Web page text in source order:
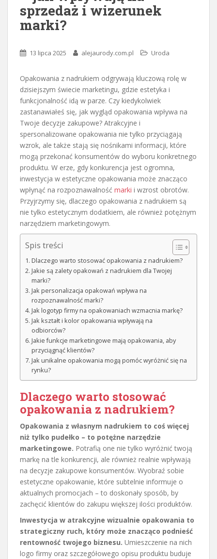
sprzedaż i wizerunek
marki?
13 lipca 2025 alejaurody.com.pl Uroda
Opakowania z nadrukiem odgrywają kluczową rolę w
dzisiejszym świecie marketingu, gdzie estetyka i
funkcjonalność idą w parze. Czy kiedykolwiek
zastanawiałeś się, jak wygląd opakowania wpływa na
Twoje decyzje zakupowe? Atrakcyjne i
spersonalizowane opakowania nie tylko przyciągają
wzrok, ale także stają się nośnikami informacji, które
mogą przekonać konsumentów do wyboru konkretnego
produktu. W erze, gdy konkurencja jest ogromna,
inwestycja w estetyczne opakowania może znacząco
wpłynąć na rozpoznawalność marki i wzrost obrotów.
Przyjrzymy się, dlaczego opakowania z nadrukiem są
nie tylko estetycznym dodatkiem, ale również potężnym
narzędziem marketingowym.
Spis treści
Dlaczego warto stosować opakowania z nadrukiem?
Jakie są zalety opakowań z nadrukiem dla Twojej
marki?
Jak personalizacja opakowań wpływa na
rozpoznawalność marki?
Jak logotyp firmy na opakowaniach wzmacnia markę?
Jak kształt i kolor opakowania wpływają na
odbiorców?
Jakie funkcje marketingowe mają opakowania, aby
przyciągnąć klientów?
Jak unikalne opakowania mogą pomóc wyróżnić się na
rynku?
Dlaczego warto stosować
opakowania z nadrukiem?
Opakowania z własnym nadrukiem to coś więcej
niż tylko pudełko – to potężne narzędzie
marketingowe. Potrafią one nie tylko wyróżnić twoją
markę na tle konkurencji, ale również realnie wpływają
na decyzje zakupowe konsumentów. Wyobraź sobie
estetyczne opakowanie, które subtelnie informuje o
aktualnych promocjach – to doskonały sposób, by
zachęcić klientów do zakupu większej ilości produktów.
Inwestycja w atrakcyjne wizualnie opakowania to
strategiczny ruch, który może znacząco podnieść
rentowność twojego biznesu. Umieszczenie na nich
logo firmy oraz szczegółowego opisu produktu buduje